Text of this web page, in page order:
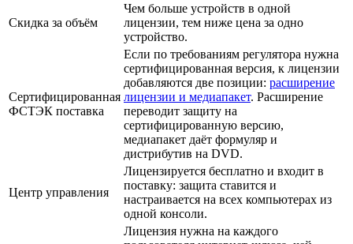
Скидка за объём
Чем больше устройств в одной
лицензии, тем ниже цена за одно
устройство.
Сертифицированная
ФСТЭК поставка
Если по требованиям регулятора нужна
сертифицированная версия, к лицензии
добавляются две позиции: расширение
лицензии и медиапакет. Расширение
переводит защиту на
сертифицированную версию,
медиапакет даёт формуляр и
дистрибутив на DVD.
Центр управления
Лицензируется бесплатно и входит в
поставку: защита ставится и
настраивается на всех компьютерах из
одной консоли.
Лицензия нужна на каждого